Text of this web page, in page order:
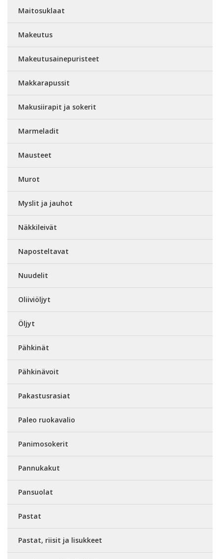
Maitosuklaat
Makeutus
Makeutusainepuristeet
Makkarapussit
Makusiirapit ja sokerit
Marmeladit
Mausteet
Murot
Myslit ja jauhot
Näkkileivät
Naposteltavat
Nuudelit
Oliiviöljyt
Öljyt
Pähkinät
Pähkinävoit
Pakastusrasiat
Paleo ruokavalio
Panimosokerit
Pannukakut
Pansuolat
Pastat
Pastat, riisit ja lisukkeet